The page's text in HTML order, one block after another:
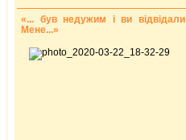
«... був недужим і ви відвідали
Мене...»